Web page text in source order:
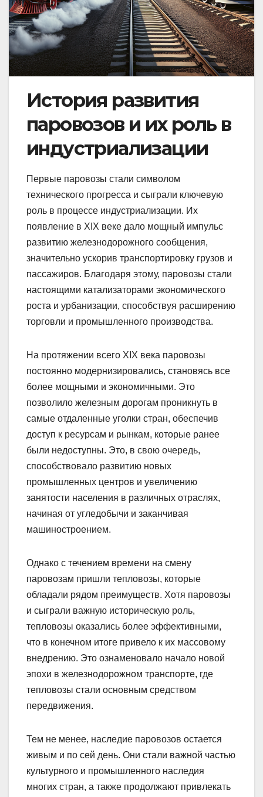
История развития
паровозов и их роль в
индустриализации
Первые паровозы стали символом
технического прогресса и сыграли ключевую
роль в процессе индустриализации. Их
появление в XIX веке дало мощный импульс
развитию железнодорожного сообщения,
значительно ускорив транспортировку грузов и
пассажиров. Благодаря этому, паровозы стали
настоящими катализаторами экономического
роста и урбанизации, способствуя расширению
торговли и промышленного производства.
На протяжении всего XIX века паровозы
постоянно модернизировались, становясь все
более мощными и экономичными. Это
позволило железным дорогам проникнуть в
самые отдаленные уголки стран, обеспечив
доступ к ресурсам и рынкам, которые ранее
были недоступны. Это, в свою очередь,
способствовало развитию новых
промышленных центров и увеличению
занятости населения в различных отраслях,
начиная от угледобычи и заканчивая
машиностроением.
Однако с течением времени на смену
паровозам пришли тепловозы, которые
обладали рядом преимуществ. Хотя паровозы
и сыграли важную историческую роль,
тепловозы оказались более эффективными,
что в конечном итоге привело к их массовому
внедрению. Это ознаменовало начало новой
эпохи в железнодорожном транспорте, где
тепловозы стали основным средством
передвижения.
Тем не менее, наследие паровозов остается
живым и по сей день. Они стали важной частью
культурного и промышленного наследия
многих стран, а также продолжают привлекать